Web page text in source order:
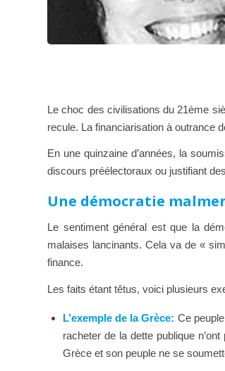
Le choc des civilisations du 21ème
recule. La financiarisation à outrance
En une quinzaine d’années, la
discours préélectoraux ou justifiant
Une démocratie
Le sentiment général est que la
malaises lancinants. Cela va de «
finance.
Les faits étant têtus, voici plusieurs
L’exemple de la Grèce: Ce
racheter de la dette publique
Grèce et son peuple ne se